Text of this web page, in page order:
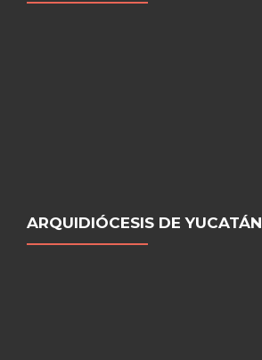
ARQUIDIÓCESIS DE YUCATÁN